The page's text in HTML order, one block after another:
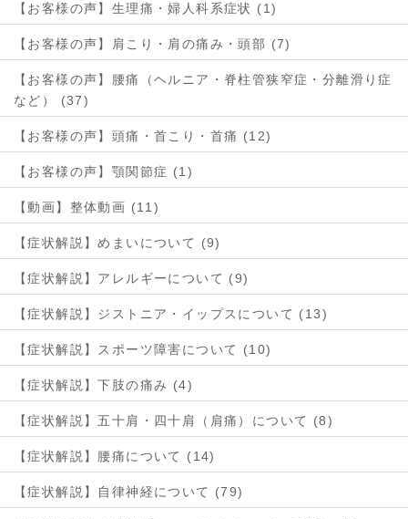
【お客様の声】生理痛・婦人科系症状 (1)
【お客様の声】肩こり・肩の痛み・頭部 (7)
【お客様の声】腰痛（ヘルニア・脊柱管狭窄症・分離滑り症
など） (37)
【お客様の声】頭痛・首こり・首痛 (12)
【お客様の声】顎関節症 (1)
【動画】整体動画 (11)
【症状解説】めまいについて (9)
【症状解説】アレルギーについて (9)
【症状解説】ジストニア・イップスについて (13)
【症状解説】スポーツ障害について (10)
【症状解説】下肢の痛み (4)
【症状解説】五十肩・四十肩（肩痛）について (8)
【症状解説】腰痛について (14)
【症状解説】自律神経について (79)